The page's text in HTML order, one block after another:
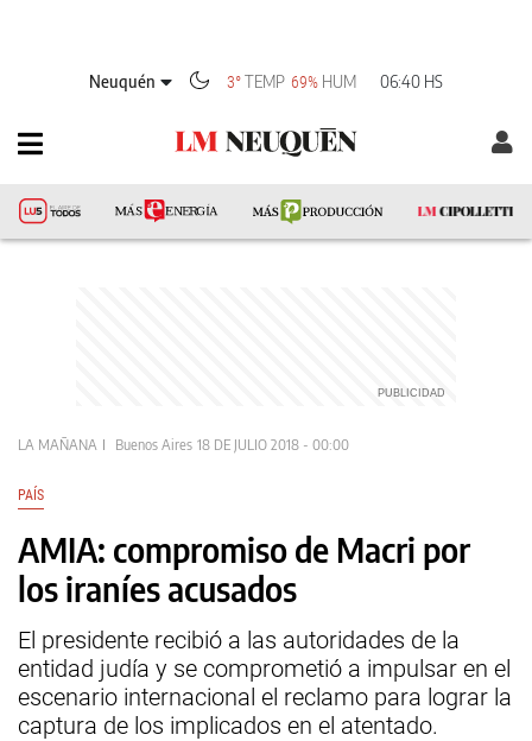
Neuquén 3° TEMP 69% HUM 06:40 HS
LA MAÑANA Buenos Aires 18 DE JULIO 2018 - 00:00
PAÍS
AMIA: compromiso de Macri por
los iraníes acusados
El presidente recibió a las autoridades de la
entidad judía y se comprometió a impulsar en el
escenario internacional el reclamo para lograr la
captura de los implicados en el atentado.